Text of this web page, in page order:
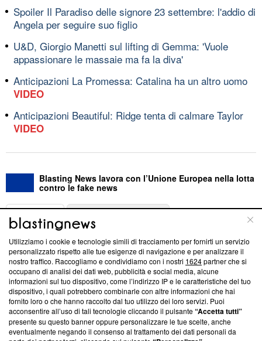
Spoiler Il Paradiso delle signore 23 settembre: l'addio di
Angela per seguire suo figlio
U&D, Giorgio Manetti sul lifting di Gemma: 'Vuole
appassionare le massaie ma fa la diva'
Anticipazioni La Promessa: Catalina ha un altro uomo
VIDEO
Anticipazioni Beautiful: Ridge tenta di calmare Taylor
VIDEO
Blasting News lavora con l’Unione Europea nella lotta
contro le fake news
ABOUT
Questa sezione offre informazioni trasparenti su Blasting
News, sui nostri processi editoriali e su come ci impegniamo a
creare news di qualità. Inoltre, afferma la nostra aderenza a
‘Trust Project - News with Integrity’Blasting News non è
ancora membro del programma, ma ha richiesto di farne
parte; Trust Project non ha ancora effettuato una verifica di
conformità agli standard.
Utilizziamo i cookie e tecnologie simili di tracciamento per fornirti un servizio
personalizzato rispetto alle tue esigenze di navigazione e per analizzare il
nostro traffico. Raccogliamo e condividiamo con i nostri 1624partner che si
occupano di analisi dei dati web, pubblicità e social media, alcune
informazioni sul tuo dispositivo, come l’indirizzo IP e le caratteristiche del tuo
dispositivo, i quali potrebbero combinarle con altre informazioni che hai
fornito loro o che hanno raccolto dal tuo utilizzo dei loro servizi. Puoi
acconsentire all’uso di tali tecnologie cliccando il pulsante“Accetta tutti”
presente su questo banner oppure personalizzare le tue scelte, anche
eventualmente negando il consenso al trattamento dei dati personali da